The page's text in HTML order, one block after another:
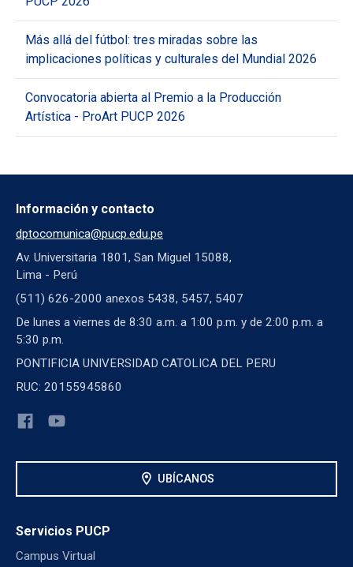
Más allá del fútbol: tres miradas sobre las
implicaciones políticas y culturales del Mundial 2026
Convocatoria abierta al Premio a la Producción
Artística - ProArt PUCP 2026
Información y contacto
dptocomunica@pucp.edu.pe
Av. Universitaria 1801, San Miguel 15088,
Lima - Perú
(511) 626-2000 anexos 5438, 5457, 5407
De lunes a viernes de 8:30 a.m. a 1:00 p.m. y de 2:00 p.m. a
5:30 p.m.
PONTIFICIA UNIVERSIDAD CATOLICA DEL PERU
RUC: 20155945860
location_on UBÍCANOS
Servicios PUCP
Campus Virtual